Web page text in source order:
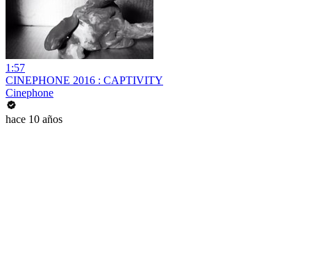
1:57
CINEPHONE 2016 : CAPTIVITY
Cinephone
hace 10 años